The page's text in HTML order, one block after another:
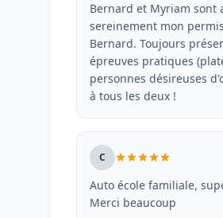
Bernard et Myriam sont
sereinement mon
Bernard. Toujours
épreuves pratiques
personnes désireuses
à tous les deux !
C
Auto école familiale,
Merci beaucoup